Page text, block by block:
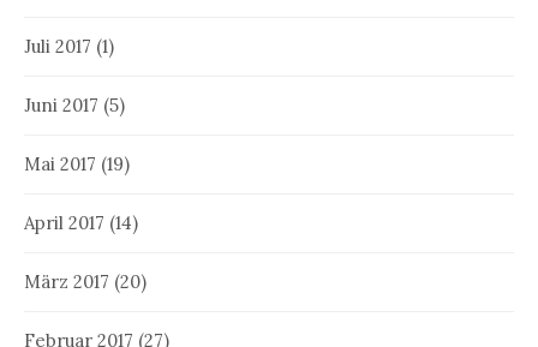
Juli 2017 (1)
Juni 2017 (5)
Mai 2017 (19)
April 2017 (14)
März 2017 (20)
Februar 2017 (27)